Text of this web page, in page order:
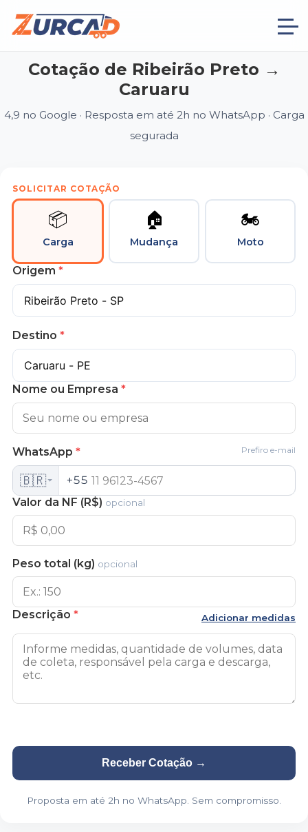
Cotação de Ribeirão Preto →
Caruaru
4,9 no Google · Resposta em até 2h no WhatsApp · Carga
segurada
SOLICITAR COTAÇÃO
📦
Carga
🏠
Mudança
🏍
Moto
Origem *
Destino *
Nome ou Empresa *
WhatsApp * Prefiro e-mail
🇧🇷
+55
Valor da NF (R$) opcional
Peso total (kg) opcional
Descrição * Adicionar medidas
Receber Cotação →
Proposta em até 2h no WhatsApp. Sem compromisso.